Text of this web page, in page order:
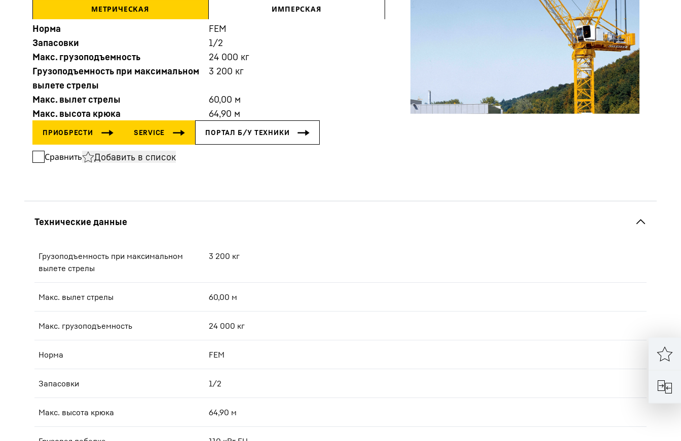
Подробнее о компании
МЕТРИЧЕСКАЯ ИМПЕРСКАЯ
Норма
FEM
Запасовки
1/2
Макс. грузоподъемность
24 000 кг
Грузоподъемность при максимальном
вылете стрелы
3 200 кг
Макс. вылет стрелы 60,00 м
Макс. высота крюка
64,90 м
Сравнить Добавить в список
Грузоподъемность при максимальном
вылете стрелы
3 200 кг
Макс. вылет стрелы 60,00 м
Макс. грузоподъемность 24 000 кг
Норма FEM
Запасовки 1/2
Макс. высота крюка 64,90 м